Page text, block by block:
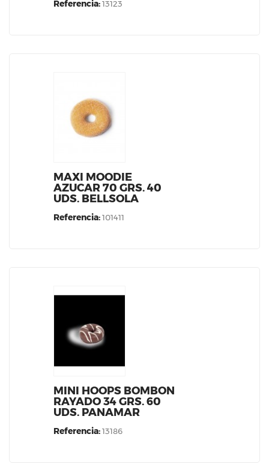
Referencia:13123
MAXI MOODIE
AZUCAR 70 GRS. 40
UDS. BELLSOLA
Referencia:101411
MINI HOOPS BOMBON
RAYADO 34 GRS. 60
UDS. PANAMAR
Referencia:13186